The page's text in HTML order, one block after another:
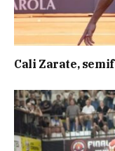
Cali Zarate,